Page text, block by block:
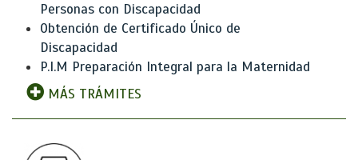
Personas con Discapacidad
Obtención de Certificado Único de
Discapacidad
P.I.M Preparación Integral para la Maternidad
MÁS TRÁMITES